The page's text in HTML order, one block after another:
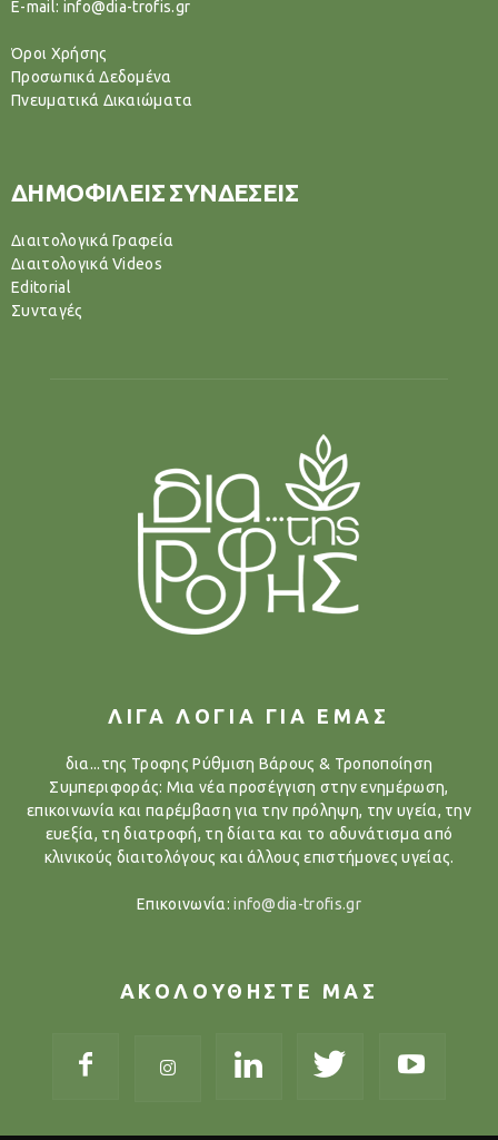
E-mail: info@dia-trofis.gr
Όροι Χρήσης
Προσωπικά Δεδομένα
Πνευματικά Δικαιώματα
ΔΗΜΟΦΙΛΕΙΣ ΣΥΝΔΕΣΕΙΣ
Διαιτολογικά Γραφεία
Διαιτολογικά Videos
Editorial
Συνταγές
ΛΙΓΑ ΛΟΓΙΑ ΓΙΑ ΕΜΑΣ
δια...της Τροφης Ρύθμιση Βάρους & Τροποποίηση
Συμπεριφοράς: Μια νέα προσέγγιση στην ενημέρωση,
επικοινωνία και παρέμβαση για την πρόληψη, την υγεία, την
ευεξία, τη διατροφή, τη δίαιτα και το αδυνάτισμα από
κλινικούς διαιτολόγους και άλλους επιστήμονες υγείας.
Επικοινωνία:info@dia-trofis.gr
ΑΚΟΛΟΥΘΗΣΤΕ ΜΑΣ